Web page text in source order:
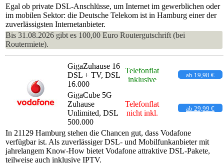
Egal ob private DSL-Anschlüsse, um Internet im gewerblichen oder
im mobilen Sektor: die Deutsche Telekom ist in Hamburg einer der
zuverlässigsten Internetanbieter.
Bis 31.08.2026 gibt es 100,00 Euro Routergutschrift (bei
Routermiete).
GigaZuhause 16
DSL + TV, DSL
16.000
Telefonflat
inklusive
ab 19,98 €
GigaCube 5G
Zuhause
Unlimited, DSL
500.000
Telefonflat
nicht inkl.
ab 29,99 €
In 21129 Hamburg stehen die Chancen gut, dass Vodafone
verfügbar ist. Als zuverlässiger DSL- und Mobilfunkanbieter mit
jahrelangem Know-How bietet Vodafone attraktive DSL-Pakete,
teilweise auch inklusive IPTV.